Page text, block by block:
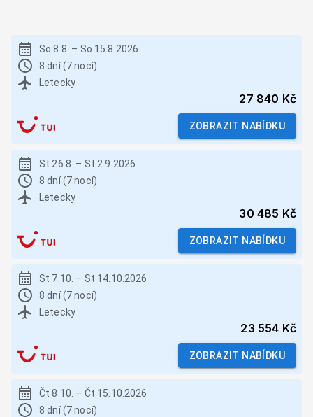
So 8.8. – So 15.8.2026
8 dní (7 nocí)
Letecky
27 840 Kč
ZOBRAZIT NABÍDKU
St 26.8. – St 2.9.2026
8 dní (7 nocí)
Letecky
30 485 Kč
ZOBRAZIT NABÍDKU
St 7.10. – St 14.10.2026
8 dní (7 nocí)
Letecky
23 554 Kč
ZOBRAZIT NABÍDKU
Čt 8.10. – Čt 15.10.2026
8 dní (7 nocí)